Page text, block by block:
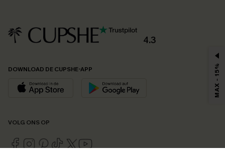
4.3
DOWNLOAD DE CUPSHE-APP
VOLG ONS OP
MAX - 15%